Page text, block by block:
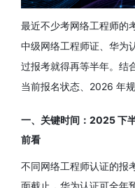
最近不少考网络工程师的
中级网络工程师证、华为
过报考就得再等半年。结
当前报名状态、2026 年规
一、关键时间：2025 下
前看
不同网络工程师认证的报
面截止，华为认证可全年